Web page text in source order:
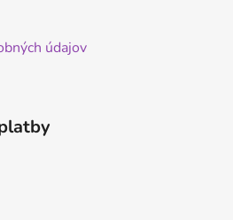
údajov